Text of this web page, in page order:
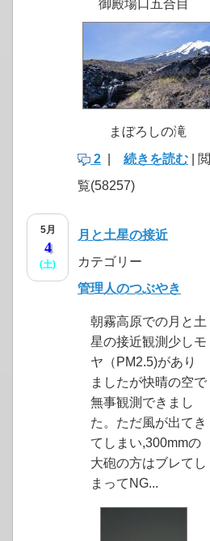
御殿場口五合目
まぼろしの滝
2
続きを読む | 閲
覧(58257)
5月
4
(土)
月と土星の接近
カテゴリー
管理人のつぶやき
朝霧高原での月と土
星の接近観測少しモ
ヤ（PM2.5)があり
ましたが快晴の空で
無事観測できまし
た。ただ風が出てき
てしまい,300mmの
大砲の方はブレてし
まってNG...